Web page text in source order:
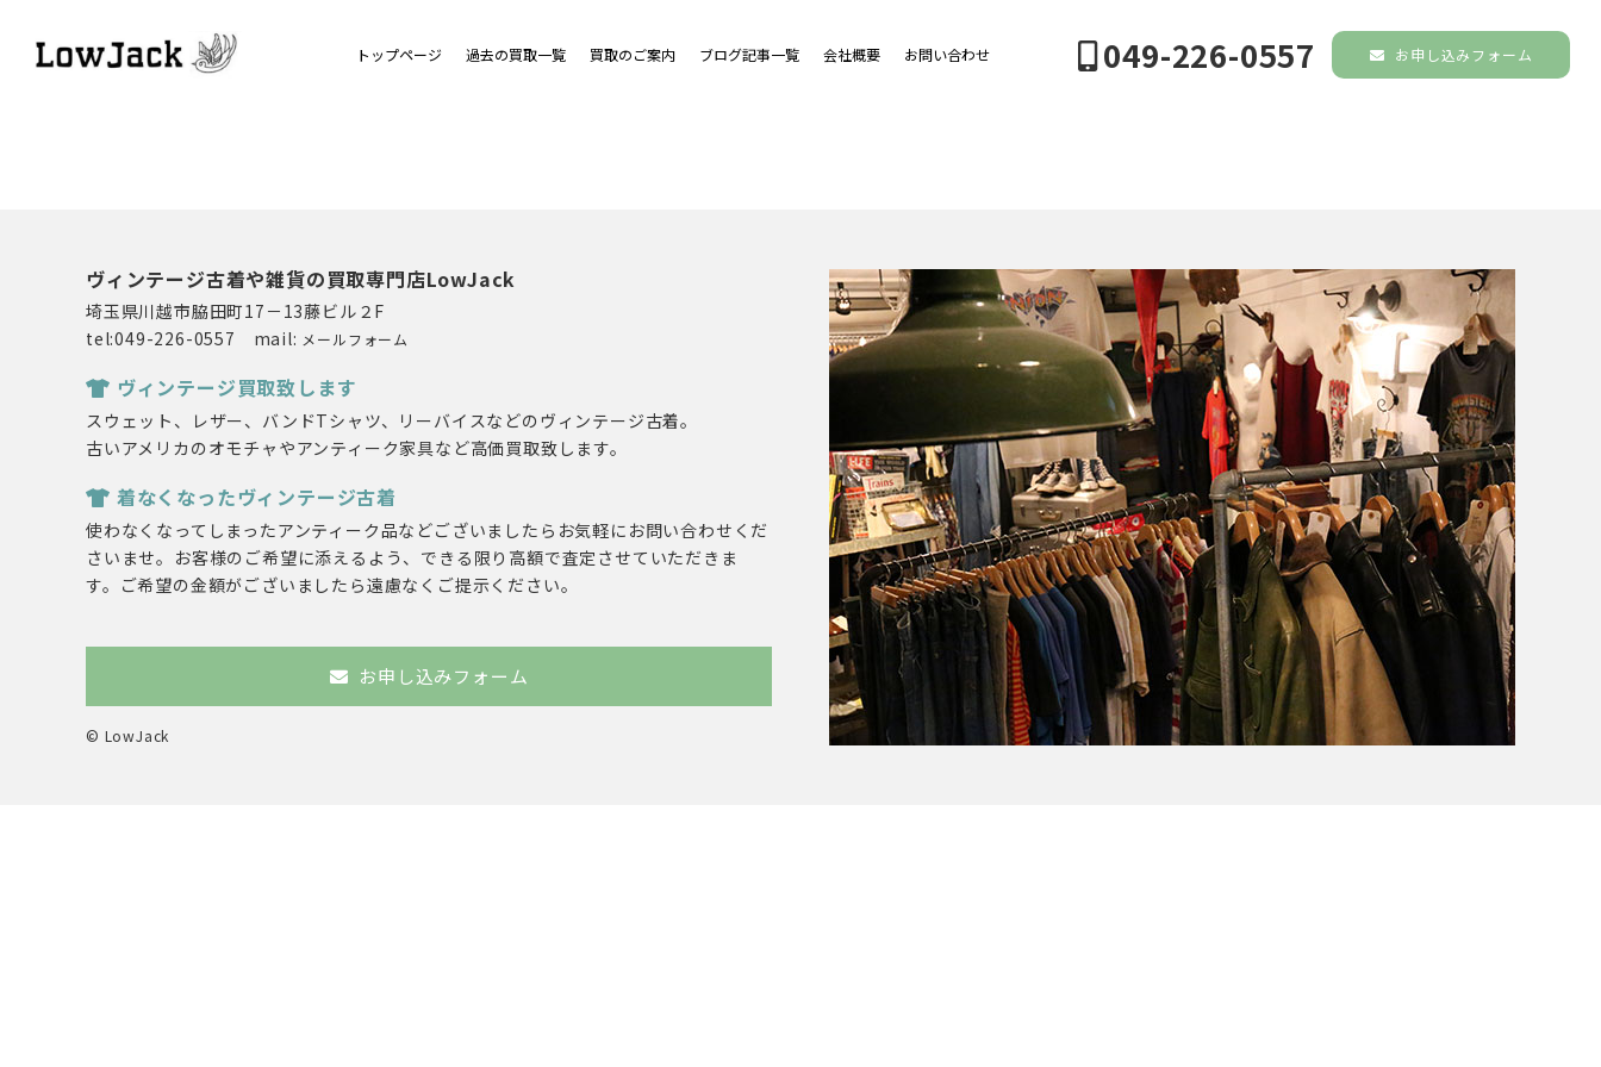
トップページ 過去の買取一覧 買取のご案内 ブログ記事一覧 会社概要 お問い合わせ 049-226-0557 お申し込みフォーム
ヴィンテージ古着や雑貨の買取専門店LowJack
埼玉県川越市脇田町17－13藤ビル２F
tel:049-226-0557 mail: メールフォーム
ヴィンテージ買取致します
スウェット、レザー、バンドTシャツ、リーバイスなどのヴィンテージ古着。
古いアメリカのオモチャやアンティーク家具など高価買取致します。
着なくなったヴィンテージ古着
使わなくなってしまったアンティーク品などございましたらお気軽にお問い合わせくだ
さいませ。お客様のご希望に添えるよう、できる限り高額で査定させていただきま
す。ご希望の金額がございましたら遠慮なくご提示ください。
お申し込みフォーム
© LowJack